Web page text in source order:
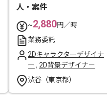
人・案件
~2,880円／時
業務委託
2Dキャラクターデザイナ
ー , 2D背景デザイナー
渋谷（東京都）